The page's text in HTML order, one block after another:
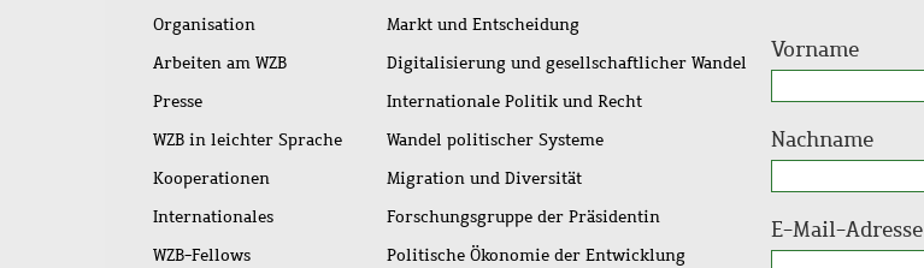
Organisation
Arbeiten am WZB
Presse
WZB in leichter Sprache
Kooperationen
Internationales
WZB-Fellows
Markt und Entscheidung
Digitalisierung und gesellschaftlicher Wandel
Internationale Politik und Recht
Wandel politischer Systeme
Migration und Diversität
Forschungsgruppe der Präsidentin
Politische Ökonomie der Entwicklung
Vorname
Nachname
E-Mail-Adresse